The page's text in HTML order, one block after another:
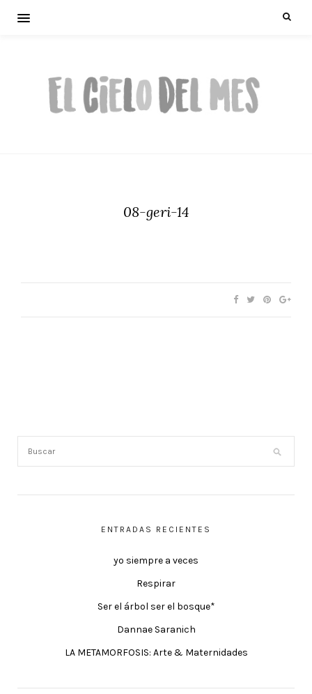
08-geri-14
ENTRADAS RECIENTES
yo siempre a veces
Respirar
Ser el árbol ser el bosque*
Dannae Saranich
LA METAMORFOSIS: Arte & Maternidades